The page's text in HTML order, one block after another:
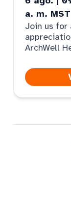
a. m. MST
Join us for
ArchWell